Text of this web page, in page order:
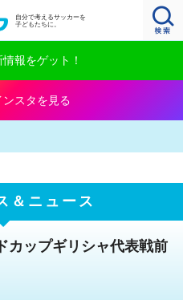
自分で考えるサッカーを
子どもたちに。
報をゲット！
スタを見る
＆ニュース
カップギリシャ代表戦前